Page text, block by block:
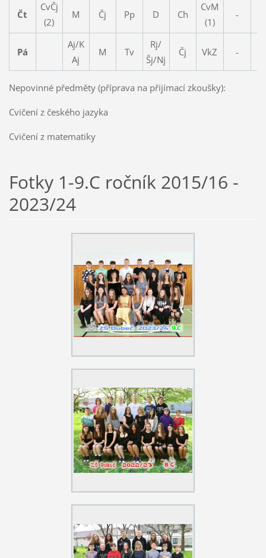
Čt
CvČj
(2)
M Čj Pp D Ch
CvM
(1)
-
Pá
Aj/K
Aj
M Tv
Rj/
Šj/Nj
Čj VkZ -
Nepovinné předměty (příprava na přijímací zkoušky):
Cvičení z českého jazyka
Cvičení z matematiky
Fotky 1-9.C ročník 2015/16 -
2023/24